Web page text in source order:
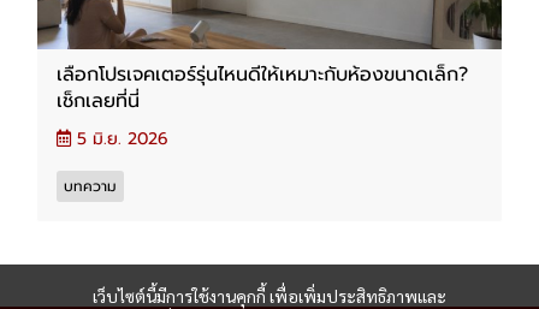
เลือกโปรเจคเตอร์รุ่นไหนดีให้เหมาะกับห้องขนาดเล็ก?
เช็กเลยที่นี่
5 มิ.ย. 2026
บทความ
เว็บไซต์นี้มีการใช้งานคุกกี้ เพื่อเพิ่มประสิทธิภาพและ